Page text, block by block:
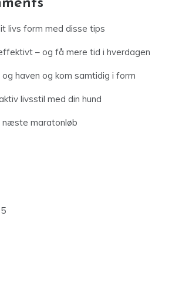
livs form med disse tips
– og få mere tid i hverdagen
og haven og kom samtidig i form
livsstil med din hund
næste maratonløb